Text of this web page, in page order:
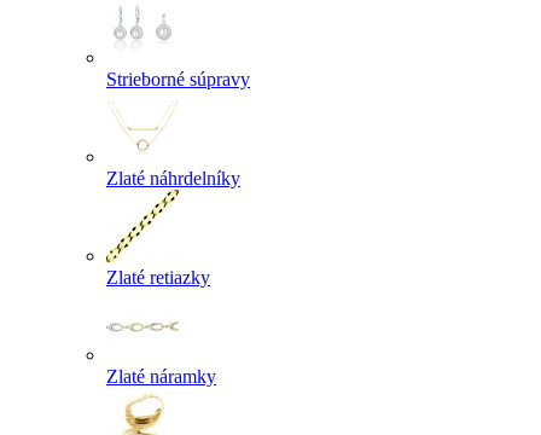
Strieborné súpravy
Zlaté náhrdelníky
Zlaté retiazky
Zlaté náramky